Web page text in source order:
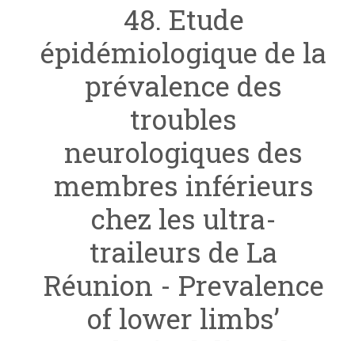
48. Etude
épidémiologique de la
prévalence des
troubles
neurologiques des
membres inférieurs
chez les ultra-
traileurs de La
Réunion - Prevalence
of lower limbs’